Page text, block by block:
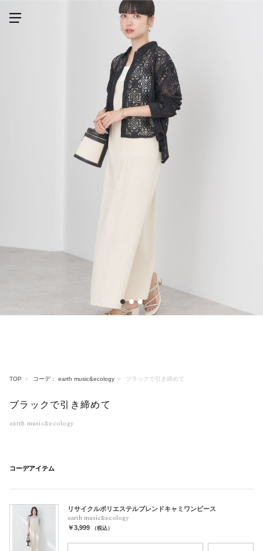
TOP コーデ： earth music&ecology ブラックで引き締めて
ブラックで引き締めて
earth music&ecology
コーデアイテム
リサイクルポリエステルブレンドキャミワンピース
earth music&ecology
￥3,999 （税込）
1 2 3